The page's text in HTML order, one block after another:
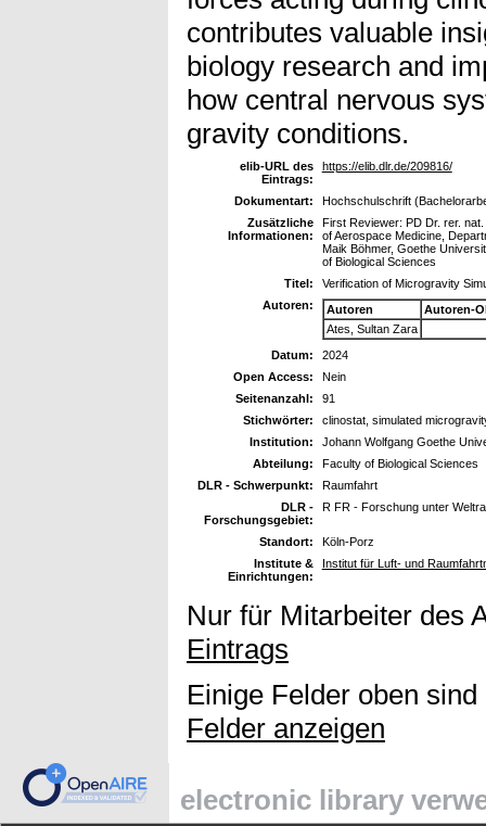
contributes valuable
biology research and
how central nervous
gravity conditions.
elib-URL des
Eintrags:
https://elib.dlr.de/209816/
Dokumentart:
Hochschulschrift
Zusätzliche
Informationen:
First Reviewer: PD Dr. rer.
of Aerospace Medicine,
Maik Böhmer, Goethe
of Biological Sciences
Titel:
Verification of Microgravity
Autoren:
Autoren
Autoren-
Ates, Sultan Zara
Datum:
2024
Open Access:
Nein
Seitenanzahl:
91
Stichwörter:
clinostat, simulated
Institution:
Johann Wolfgang Goethe
Abteilung:
Faculty of Biological Sciences
DLR - Schwerpunkt:
Raumfahrt
DLR -
Forschungsgebiet:
R FR - Forschung unter
Standort:
Köln-Porz
Institute &
Einrichtungen:
Institut für Luft- und
Nur für Mitarbeiter des
Eintrags
Einige Felder oben
Felder anzeigen
electronic library